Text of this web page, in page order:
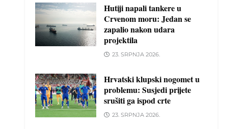
Hutiji napali tankere u
Crvenom moru: Jedan se
zapalio nakon udara
projektila
23. SRPNJA 2026.
Hrvatski klupski nogomet u
problemu: Susjedi prijete
srušiti ga ispod crte
23. SRPNJA 2026.